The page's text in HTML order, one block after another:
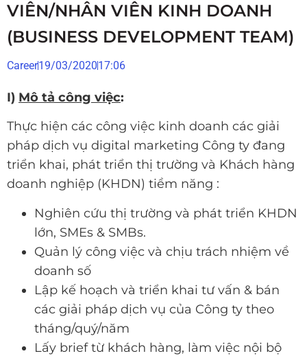
VIÊN/NHÂN VIÊN KINH DOANH
(BUSINESS DEVELOPMENT TEAM)
Career19/03/202017:06
I) Mô tả công việc:
Thực hiện các công việc kinh doanh các giải
pháp dịch vụ digital marketing Công ty đang
triển khai, phát triển thị trường và Khách hàng
doanh nghiệp (KHDN) tiềm năng :
Nghiên cứu thị trường và phát triển KHDN
lớn, SMEs & SMBs.
Quản lý công việc và chịu trách nhiệm về
doanh số
Lập kế hoạch và triển khai tư vấn & bán
các giải pháp dịch vụ của Công ty theo
tháng/quý/năm
Lấy brief từ khách hàng, làm việc nội bộ